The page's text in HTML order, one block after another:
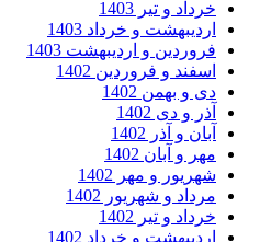
و تیر 1403
و خرداد 1403
و اردیبهشت 1403
و فروردین 1402
و بهمن 1402
و دی 1402
و آذر 1402
و آبان 1402
و مهر 1402
و شهریور 1402
و تیر 1402
و خرداد 1402